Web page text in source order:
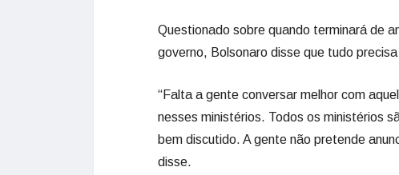
Questionado sobre quando terminará de
governo, Bolsonaro disse que tudo
“Falta a gente conversar melhor com
nesses ministérios. Todos os ministérios
bem discutido. A gente não pretende
disse.